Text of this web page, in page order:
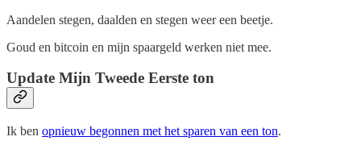
Aandelen stegen, daalden en stegen weer een beetje.
Goud en bitcoin en mijn spaargeld werken niet mee.
Update Mijn Tweede Eerste ton
Ik ben opnieuw begonnen met het sparen van een ton.